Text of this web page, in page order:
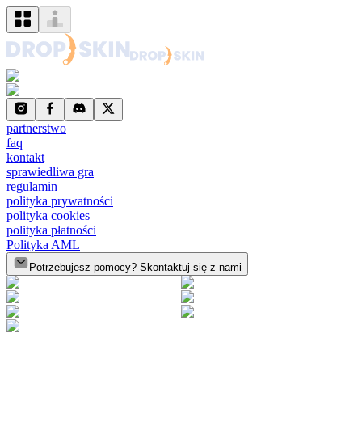
partnerstwo
faq
kontakt
sprawiedliwa gra
regulamin
polityka prywatności
polityka cookies
polityka płatności
Polityka AML
Potrzebujesz pomocy? Skontaktuj się z nami